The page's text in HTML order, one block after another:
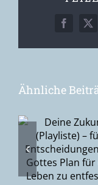
Facebook
X
Ähnliche
Empty
der
die